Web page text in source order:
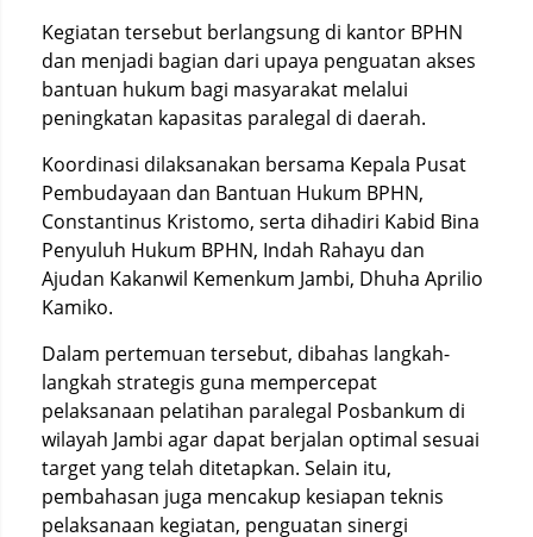
Kegiatan tersebut berlangsung di kantor BPHN
dan menjadi bagian dari upaya penguatan akses
bantuan hukum bagi masyarakat melalui
peningkatan kapasitas paralegal di daerah.
Koordinasi dilaksanakan bersama Kepala Pusat
Pembudayaan dan Bantuan Hukum BPHN,
Constantinus Kristomo, serta dihadiri Kabid Bina
Penyuluh Hukum BPHN, Indah Rahayu dan
Ajudan Kakanwil Kemenkum Jambi, Dhuha Aprilio
Kamiko.
Dalam pertemuan tersebut, dibahas langkah-
langkah strategis guna mempercepat
pelaksanaan pelatihan paralegal Posbankum di
wilayah Jambi agar dapat berjalan optimal sesuai
target yang telah ditetapkan. Selain itu,
pembahasan juga mencakup kesiapan teknis
pelaksanaan kegiatan, penguatan sinergi